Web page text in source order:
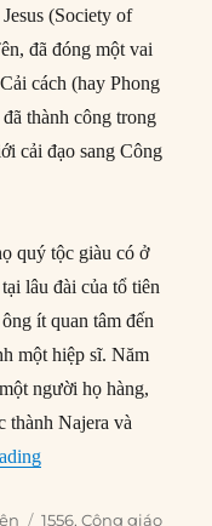
(Society of
đã đóng một vai
cách (hay Phong
thành công trong
cải đạo sang Công
quý tộc giàu có ở
lâu đài của tổ tiên
ít quan tâm đến
một hiệp sĩ. Năm
người họ hàng,
thành Najera và
“31/07/1556: Thánh
Tags
1556,Công giáo